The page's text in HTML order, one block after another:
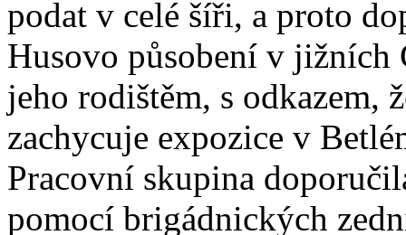
podat v celé šíři, a proto
Husovo působení v jižních
jeho rodištěm, s odkazem,
zachycuje expozice v
Pracovní skupina
pomocí brigádnických